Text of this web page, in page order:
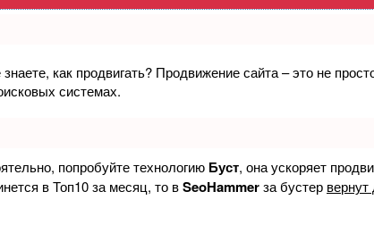
как продвигать? Продвижение сайта – это не
системах.
попробуйте технологию Буст, она ускоряет
в Топ10 за месяц, то вSeoHammerза бустер вернут
отработавших газов в
Engine P040F EGR Temperature